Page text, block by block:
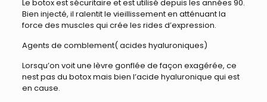
Le botox est sécuritaire et est utilisé depuis les années 90.
Bien injecté, il ralentit le vieillissement en atténuant la
force des muscles qui crée les rides d’expression.
Agents de comblement( acides hyaluroniques)
Lorsqu’on voit une lèvre gonflée de façon exagérée, ce
nest pas du botox mais bien l’acide hyaluronique qui est
en cause.